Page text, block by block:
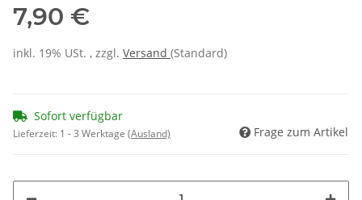
7,90 €
inkl. 19% USt. , zzgl. Versand (Standard)
Sofort verfügbar
Lieferzeit: 1 - 3 Werktage (Ausland) Frage zum Artikel